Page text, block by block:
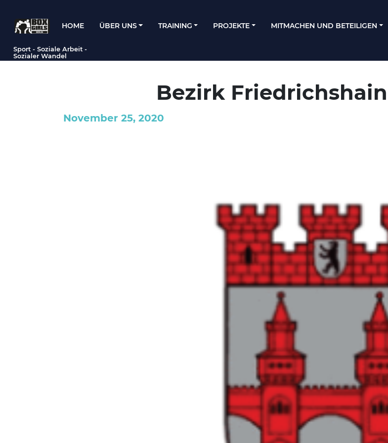
Sport - Soziale Arbeit -
Sozialer Wandel
Hauptnavigation
HOME ÜBER UNS TRAINING PROJEKTE MITMACHEN UND BETEILIGEN
Bezirk
November 25, 2020